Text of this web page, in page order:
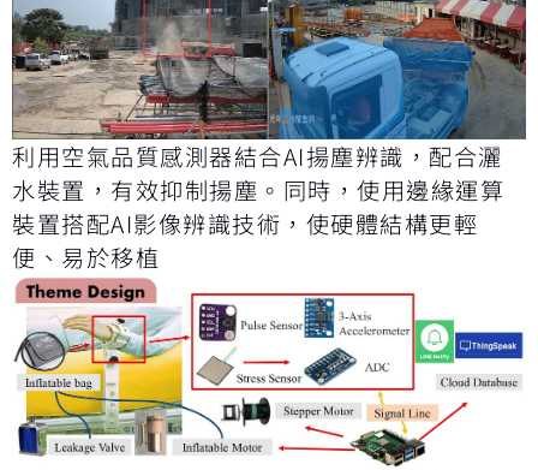
利用空氣品質感測器結合AI揚塵辨識，配合灑
水裝置，有效抑制揚塵。同時，使用邊緣運算
裝置搭配AI影像辨識技術，使硬體結構更輕
便、易於移植